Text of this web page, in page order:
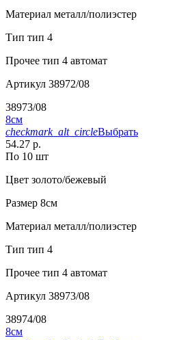
Материал металл/полиэстер
Тип тип 4
Прочее тип 4 автомат
Артикул 38972/08
38973/08
8см
checkmark_alt_circleВыбрать
54.27 р.
По 10 шт
Цвет золото/бежевый
Размер 8см
Материал металл/полиэстер
Тип тип 4
Прочее тип 4 автомат
Артикул 38973/08
38974/08
8см